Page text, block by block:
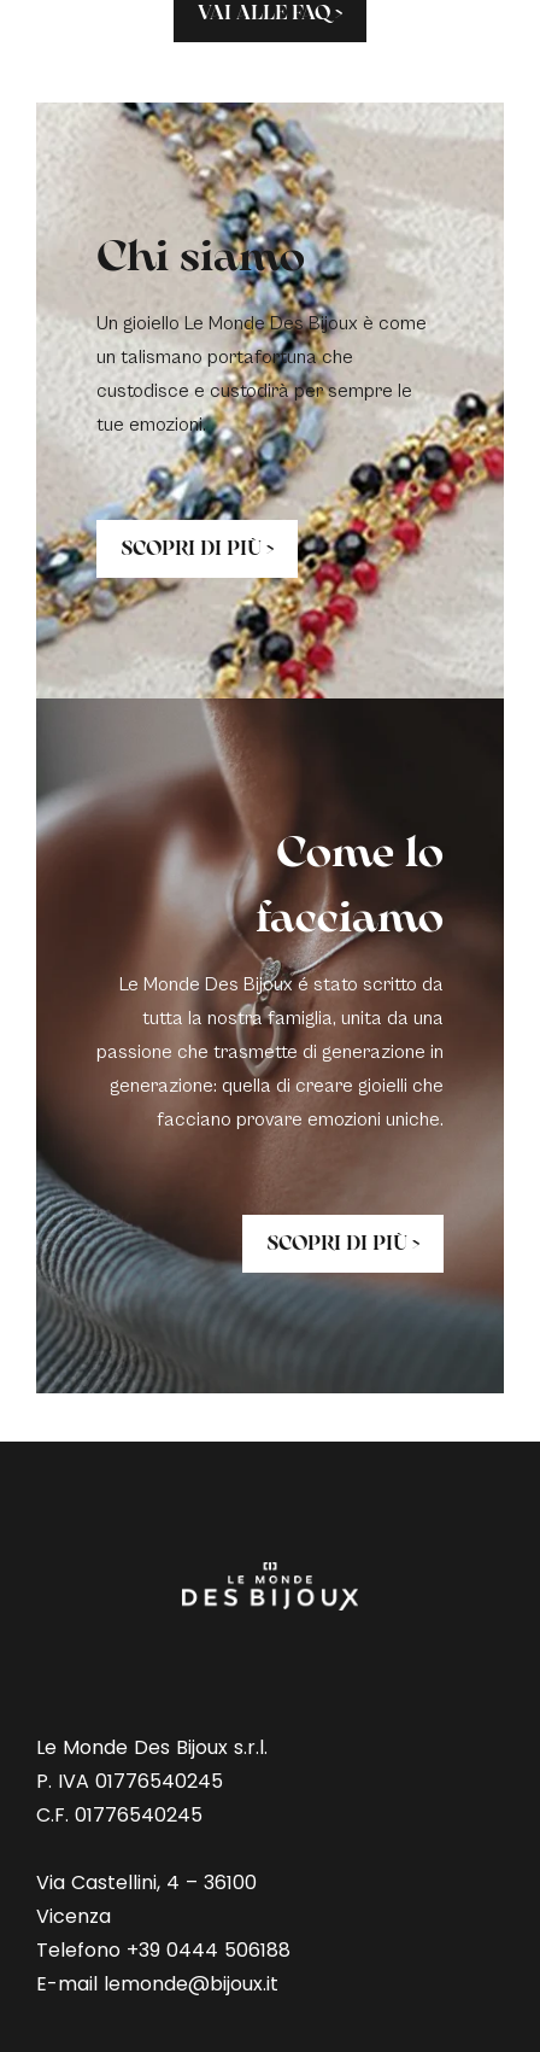
VAI ALLE FAQ >
Chi siamo
Un gioiello Le Monde Des Bijoux è come
un talismano portafortuna che
custodisce e custodirà per sempre le
tue emozioni.
SCOPRI DI PIÙ >
Come lo
facciamo
Le Monde Des Bijoux é stato scritto da
tutta la nostra famiglia, unita da una
passione che trasmette di generazione in
generazione: quella di creare gioielli che
facciano provare emozioni uniche.
SCOPRI DI PIÙ >
Le Monde Des Bijoux s.r.l.
P. IVA 01776540245
C.F. 01776540245
Via Castellini, 4 – 36100
Vicenza
Telefono +39 0444 506188
E-mail lemonde@bijoux.it